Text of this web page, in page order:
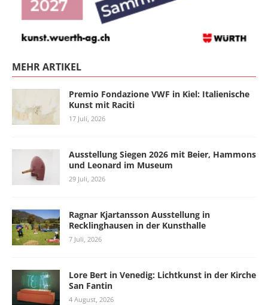
MEHR ARTIKEL
Premio Fondazione VWF in Kiel: Italienische
Kunst mit Raciti
17 Juli, 2026
Ausstellung Siegen 2026 mit Beier, Hammons
und Leonard im Museum
29 Juli, 2026
Ragnar Kjartansson Ausstellung in
Recklinghausen in der Kunsthalle
7 Juli, 2026
Lore Bert in Venedig: Lichtkunst in der Kirche
San Fantin
4 August, 2026